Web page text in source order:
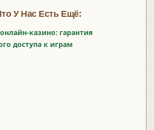
У Нас Есть Ещё:
казино: гарантия
доступа к играм